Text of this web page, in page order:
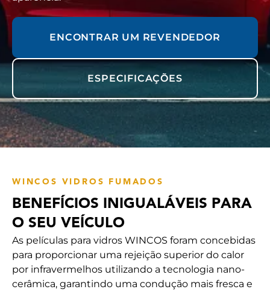
ENCONTRAR UM REVENDEDOR
ESPECIFICAÇÕES
WINCOS VIDROS FUMADOS
BENEFÍCIOS INIGUALÁVEIS PARA
O SEU VEÍCULO
As películas para vidros WINCOS foram concebidas
para proporcionar uma rejeição superior do calor
por infravermelhos utilizando a tecnologia nano-
cerâmica, garantindo uma condução mais fresca e